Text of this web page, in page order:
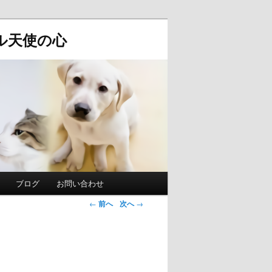
天使の心
ブログ お問い合わせ
投稿ナビゲ
← 前へ 次へ→